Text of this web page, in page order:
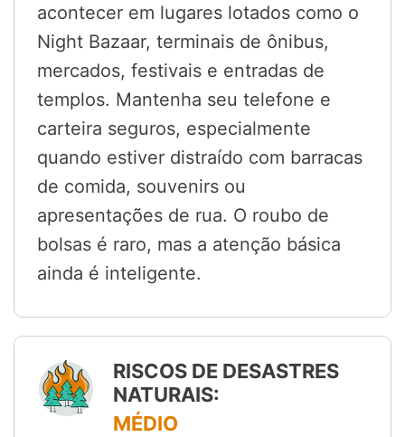
acontecer em lugares lotados como o
Night Bazaar, terminais de ônibus,
mercados, festivais e entradas de
templos. Mantenha seu telefone e
carteira seguros, especialmente
quando estiver distraído com barracas
de comida, souvenirs ou
apresentações de rua. O roubo de
bolsas é raro, mas a atenção básica
ainda é inteligente.
RISCOS DE DESASTRES
NATURAIS:
MÉDIO